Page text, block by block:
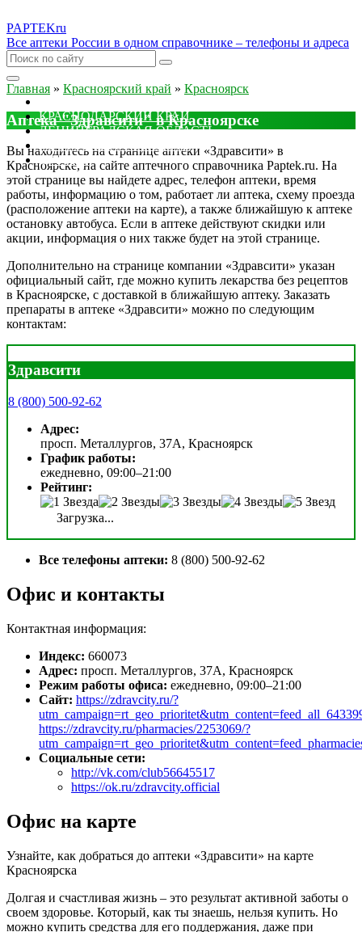
PAPTEKru
Все аптеки России в одном справочнике – телефоны и адреса
КРАСНОДАРСКИЙ КРАЙ
ЛЕНИНГРАДСКАЯ ОБЛАСТЬ
ДРУГИЕ
Главная » Красноярский край » Красноярск
Аптека "Здравсити" в Красноярске
Вы находитесь на странице аптеки «Здравсити» в
Красноярске, на сайте аптечного справочника Paptek.ru. На
этой странице вы найдете адрес, телефон аптеки, время
работы, информацию о том, работает ли аптека, схему проезда
(расположение аптеки на карте), а также ближайшую к аптеке
остановку автобуса. Если в аптеке действуют скидки или
акции, информация о них также будет на этой странице.
Дополнительно на странице компании «Здравсити» указан
официальный сайт, где можно купить лекарства без рецептов
в Красноярске, с доставкой в ближайшую аптеку. Заказать
препараты в аптеке «Здравсити» можно по следующим
контактам:
Здравсити
8 (800) 500-92-62
Адрес:
просп. Металлургов, 37А, Красноярск
График работы:
ежедневно, 09:00–21:00
Рейтинг:
Загрузка...
Все телефоны аптеки: 8 (800) 500-92-62
Офис и контакты
Контактная информация:
Индекс: 660073
Адрес: просп. Металлургов, 37А, Красноярск
Режим работы офиса: ежедневно, 09:00–21:00
Сайт: https://zdravcity.ru/?
https://zdravcity.ru/pharmacies/2253069/?
Социальные сети:
http://vk.com/club56645517
https://ok.ru/zdravcity.official
Офис на карте
Узнайте, как добраться до аптеки «Здравсити» на карте
Красноярска
Долгая и счастливая жизнь – это результат активной заботы о
своем здоровье. Который, как ты знаешь, нельзя купить. Но
можно купить средства для его поддержания, даже при